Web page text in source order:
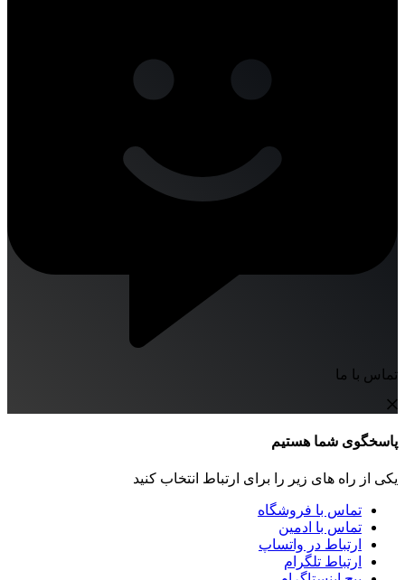
تماس با ما
پاسخگوی شما هستیم
یکی از راه های زیر را برای ارتباط انتخاب کنید
تماس با فروشگاه
تماس با ادمین
ارتباط در واتساپ
ارتباط تلگرام